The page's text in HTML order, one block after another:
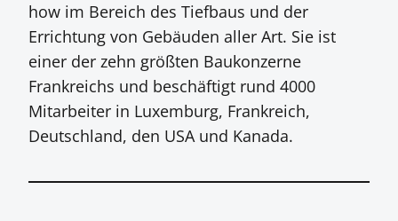
how im Bereich des Tiefbaus und der
Errichtung von Gebäuden aller Art. Sie ist
einer der zehn größten Baukonzerne
Frankreichs und beschäftigt rund 4000
Mitarbeiter in Luxemburg, Frankreich,
Deutschland, den USA und Kanada.